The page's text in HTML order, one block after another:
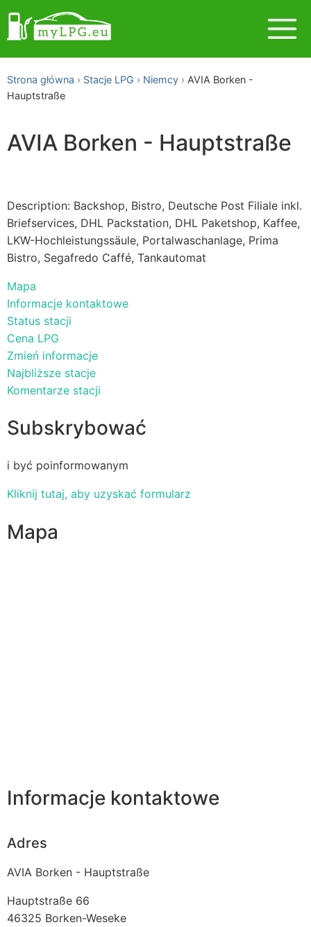
Strona główna Stacje LPG Niemcy
AVIA Borken -
Hauptstraße
AVIA Borken - Hauptstraße
Description: Backshop, Bistro, Deutsche Post Filiale inkl.
Briefservices, DHL Packstation, DHL Paketshop, Kaffee,
LKW-Hochleistungssäule, Portalwaschanlage, Prima
Bistro, Segafredo Caffé, Tankautomat
Mapa
Informacje kontaktowe
Status stacji
Cena LPG
Zmień informacje
Najbliższe stacje
Komentarze stacji
Subskrybować
i być poinformowanym
Kliknij tutaj, aby uzyskać formularz
Mapa
Informacje kontaktowe
Adres
AVIA Borken - Hauptstraße
Hauptstraße 66
46325 Borken-Weseke